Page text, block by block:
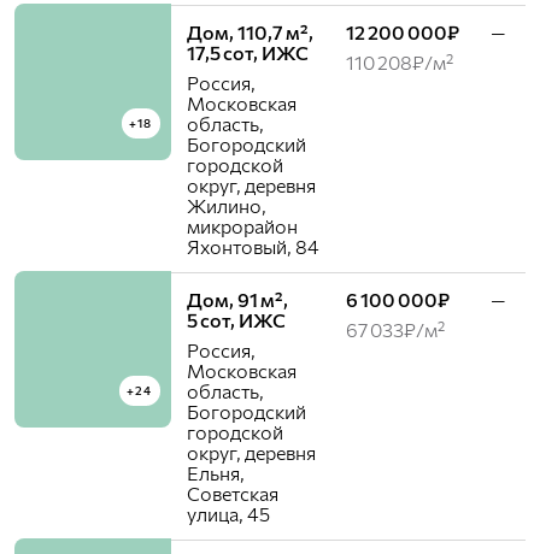
+18
Дом, 110,7 м²,
17,5 сот, ИЖС
Россия,
Московская
область,
Богородский
городской
округ, деревня
Жилино,
микрорайон
Яхонтовый, 84
12 200 000₽
110 208₽/м²
—
+24
Дом, 91 м²,
5 сот, ИЖС
Россия,
Московская
область,
Богородский
городской
округ, деревня
Ельня,
Советская
улица, 45
6 100 000₽
67 033₽/м²
—